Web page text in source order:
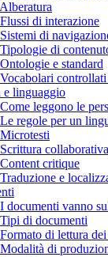
di interazione
di
di
e standard
controllati
e linguaggio
leggono le
regole per un
collaborativa
critique
e
documenti vanno
di documenti
di lettura
di